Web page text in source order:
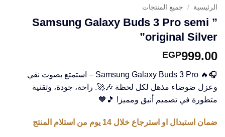
الرئيسية / جميع المنتجات
” Samsung Galaxy Buds 3 Pro semi
original Silver”
EGP999.00
🎧🔥 Samsung Galaxy Buds 3 Pro – استمتع بصوت نقي
وعزل ضوضاء مذهل لكل لحظة 🎶🚀. راحة، جودة، وتقنية
متطورة في تصميم أنيق ومميز! 🎵💙
ضمان استبدال او استرجاع خلال 14 يوم من استلام المنتج